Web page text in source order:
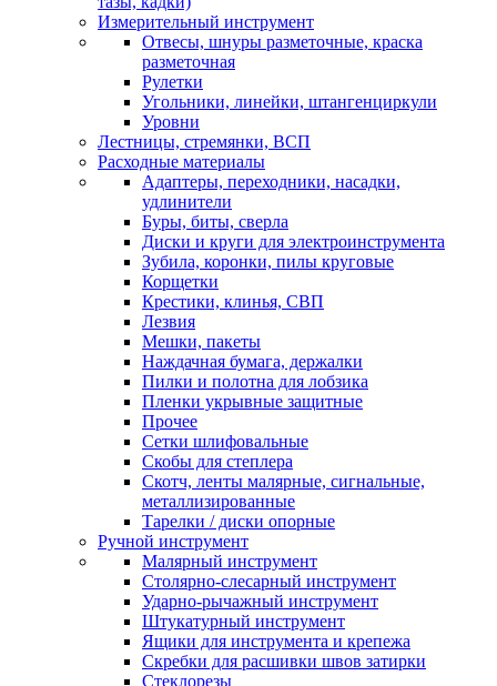
Измерительный инструмент
Отвесы, шнуры разметочные, краска
разметочная
Рулетки
Угольники, линейки, штангенциркули
Уровни
Лестницы, стремянки, ВСП
Расходные материалы
Адаптеры, переходники, насадки,
удлинители
Буры, биты, сверла
Диски и круги для электроинструмента
Зубила, коронки, пилы круговые
Корщетки
Крестики, клинья, СВП
Лезвия
Мешки, пакеты
Наждачная бумага, держалки
Пилки и полотна для лобзика
Пленки укрывные защитные
Прочее
Сетки шлифовальные
Скобы для степлера
Скотч, ленты малярные, сигнальные,
металлизированные
Тарелки / диски опорные
Ручной инструмент
Малярный инструмент
Столярно-слесарный инструмент
Ударно-рычажный инструмент
Штукатурный инструмент
Ящики для инструмента и крепежа
Скребки для расшивки швов затирки
Стеклорезы